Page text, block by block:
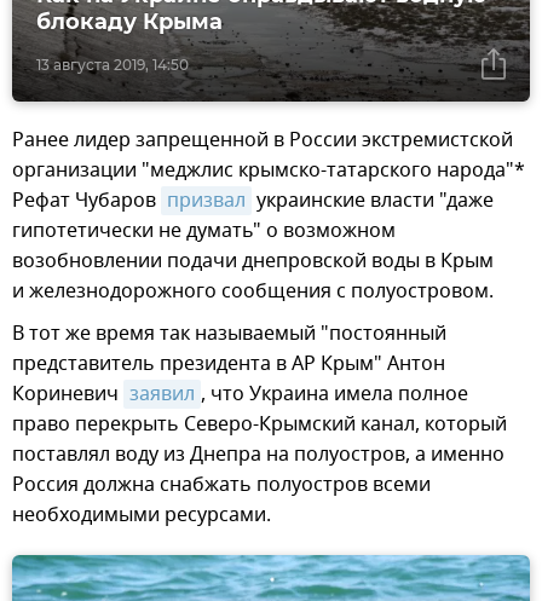
13 августа 2019, 14:50
блокаду Крыма
Ранее лидер запрещенной в России экстремистской
организации "меджлис крымско-татарского народа"*
Рефат Чубаров призвал украинские власти "даже
гипотетически не думать" о возможном
возобновлении подачи днепровской воды в Крым
и железнодорожного сообщения с полуостровом.
В тот же время так называемый "постоянный
представитель президента в АР Крым" Антон
Кориневич заявил , что Украина имела полное
право перекрыть Северо-Крымский канал, который
поставлял воду из Днепра на полуостров, а именно
Россия должна снабжать полуостров всеми
необходимыми ресурсами.